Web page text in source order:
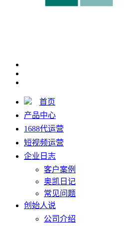
首页
产品中心
1688代运营
短视频运营
企业日志
客户案例
奥凯日记
常见问题
创始人说
公司介绍